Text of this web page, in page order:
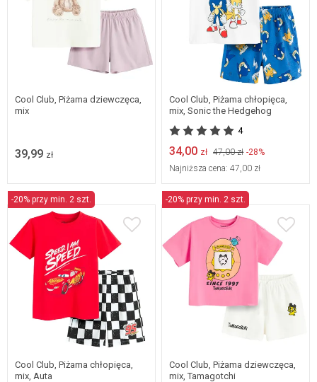
Dostępne w wielu
rozmiarach
Cool Club, Piżama dziewczęca,
mix
39,99 zł
122 128
Cool Club, Piżama chłopięca,
mix, Sonic the Hedgehog
4
34,00 zł 47,00 zł -28%
Najniższa cena: 47,00 zł
-20% przy min. 2 szt.
128
Cool Club, Piżama chłopięca,
mix, Auta
-20% przy min. 2 szt.
Dostępne w wielu
Cool Club, Piżama dziewczęca,
mix, Tamagotchi